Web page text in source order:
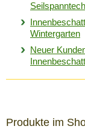
Wintergarten
Neuer
Produkte im